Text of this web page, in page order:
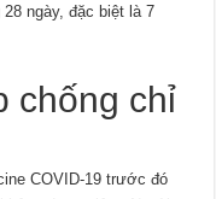
ngày, đặc biệt là 7
chống chỉ
COVID-19 trước đó